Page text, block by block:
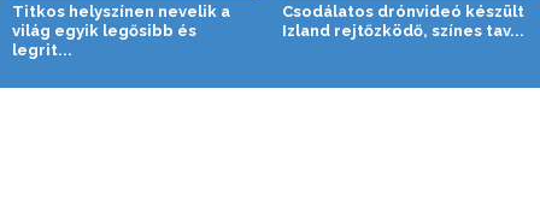
Titkos helyszínen nevelik a
világ egyik legősibb és
legrit...
Csodálatos drónvideó készült
Izland rejtőzködő, színes tav...